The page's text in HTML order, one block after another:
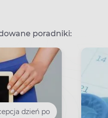
poradniki:
dzień po